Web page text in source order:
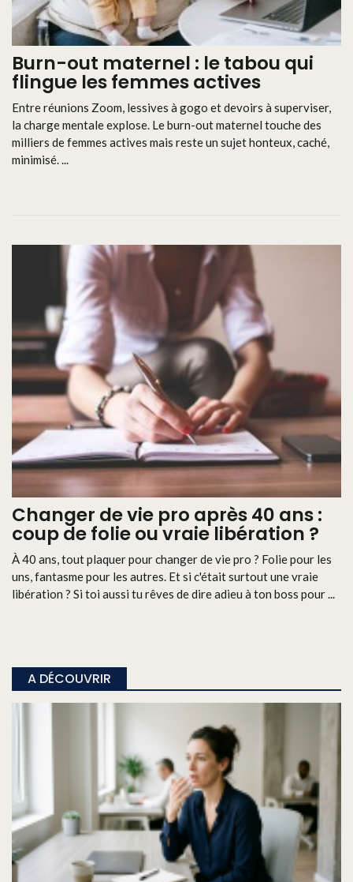
Burn-out maternel : le tabou qui
flingue les femmes actives
Entre réunions Zoom, lessives à gogo et devoirs à superviser,
la charge mentale explose. Le burn-out maternel touche des
milliers de femmes actives mais reste un sujet honteux, caché,
minimisé. ...
Changer de vie pro après 40 ans :
coup de folie ou vraie libération ?
À 40 ans, tout plaquer pour changer de vie pro ? Folie pour les
uns, fantasme pour les autres. Et si c'était surtout une vraie
libération ? Si toi aussi tu rêves de dire adieu à ton boss pour ...
A DÉCOUVRIR